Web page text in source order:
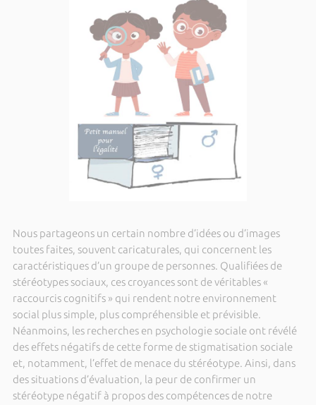
Nous partageons un certain nombre d’idées ou d’images
toutes faites, souvent caricaturales, qui concernent les
caractéristiques d’un groupe de personnes. Qualifiées de
stéréotypes sociaux, ces croyances sont de véritables «
raccourcis cognitifs » qui rendent notre environnement
social plus simple, plus compréhensible et prévisible.
Néanmoins, les recherches en psychologie sociale ont révélé
des effets négatifs de cette forme de stigmatisation sociale
et, notamment, l’effet de menace du stéréotype. Ainsi, dans
des situations d’évaluation, la peur de confirmer un
stéréotype négatif à propos des compétences de notre